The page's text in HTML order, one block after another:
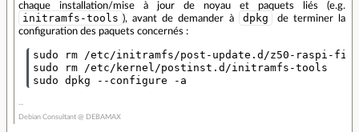
chaque installation/mise à jour de noyau et paquets liés (e.g.
initramfs-tools ), avant de demander à dpkg
de terminer la
configuration des paquets concernés :
sudo rm /etc/initramfs/post-update.d/z50-raspi-
sudo rm /etc/kernel/postinst.d/initramfs-tools
Debian Consultant @ DEBAMAX